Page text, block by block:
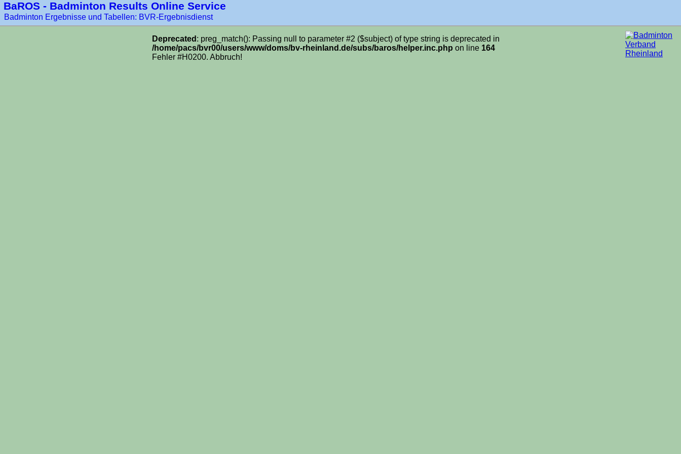
BaROS - Badminton Results Online Service
Badminton Ergebnisse und Tabellen: BVR-Ergebnisdienst
Deprecated : preg_match(): Passing null to parameter #2 ($subject) of type string is deprecated in
/home/pacs/bvr00/users/www/doms/bv-rheinland.de/subs/baros/helper.inc.php on line 164
Fehler #H0200. Abbruch!